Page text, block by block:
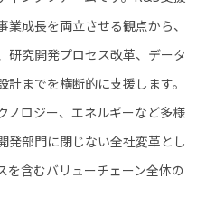
成長を両立させる観点から、
研究開発プロセス改革、データ
までを横断的に支援します。
ノロジー、エネルギーなど多様
発部門に閉じない全社変革とし
を含むバリューチェーン全体の